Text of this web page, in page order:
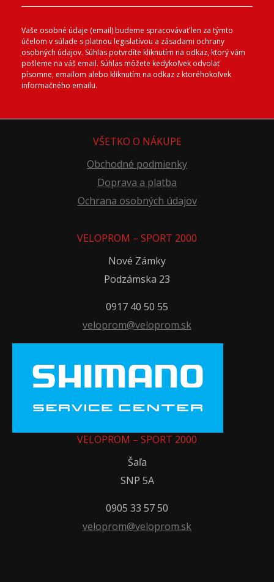
Vaše osobné údaje (email) budeme spracovávať len za týmto
účelom v súlade s platnou legislatívou a zásadami ochrany
osobných údajov. Súhlas potvrdíte kliknutím na odkaz, ktorý vám
pošleme na váš email. Súhlas môžete kedykoľvek odvolať
písomne, emailom alebo kliknutím na odkaz z ktoréhokoľvek
informačného emailu.
VŠETKO O NÁKUPE
Obchodné podmienky
Doprava a platba
Ochrana osobných údajov
VELOPROM – SPORT 2000
Nové Zámky
Podzámska 23
0917 40 50 55
veloprom@veloprom.sk
VELOPROM – SPORT 2000
Šaľa
SNP 5A
0905 33 57 50
veloprom@veloprom.sk